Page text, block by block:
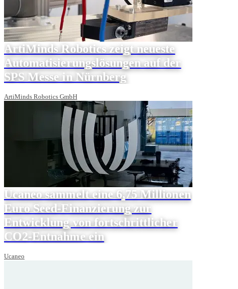
ArtiMinds Robotics zeigt neueste
Automatisierungslösungen auf der
SPS Messe in Nürnberg
ArtiMinds Robotics GmbH
Ucaneo sammelt eine 6,75 Millionen
Euro Seed-Finanzierung zur
Entwicklung von fortschrittlicher
CO2-Entnahme ein
Ucaneo